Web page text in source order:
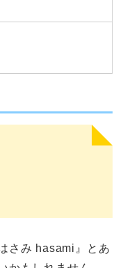
さみ hasami』とあ